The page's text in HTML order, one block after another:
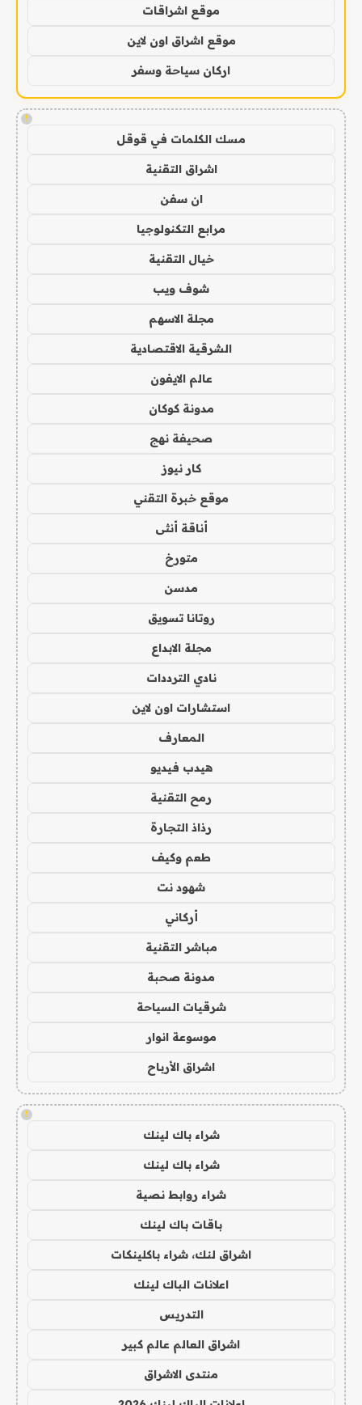
موقع اشراقات
موقع اشراق اون لاين
اركان سياحة وسفر
!
مسك الكلمات في قوقل
اشراق التقنية
ان سفن
مرابع التكنولوجيا
خيال التقنية
شوف ويب
مجلة الاسهم
الشرقية الاقتصادية
عالم الايفون
مدونة كوكان
صحيفة نهج
كار نيوز
موقع خبرة التقني
أناقة أنثى
متورخ
مدسن
روتانا تسويق
مجلة الابداع
نادي الترددات
استشارات اون لاين
المعارف
هيدب فيديو
رمح التقنية
رذاذ التجارة
طعم وكيف
شهود نت
أركاني
مباشر التقنية
مدونة صحبة
شرقيات السياحة
موسوعة انوار
اشراق الأرباح
!
شراء باك لينك
شراء باك لينك
شراء روابط نصية
باقات باك لينك
اشراق لنك، شراء باكلينكات
اعلانات الباك لينك
التدريس
اشراق العالم عالم كبير
منتدى الاشراق